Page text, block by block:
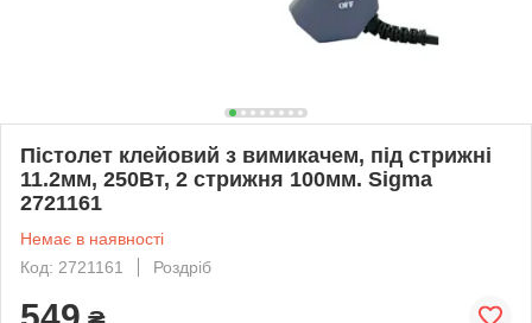
Пістолет клейовий з вимикачем, під стрижні
11.2мм, 250Вт, 2 стрижня 100мм. Sigma
2721161
Немає в наявності
Код: 2721161
Роздріб